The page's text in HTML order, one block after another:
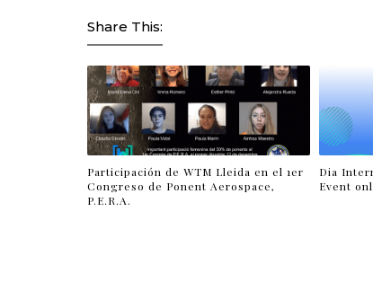
Share This:
Participación de WTM Lleida en el 1er
Congreso de Ponent Aerospace,
P.E.R.A.
Dia
Event